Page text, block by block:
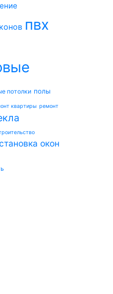
пвх
потолки полы
квартиры ремонт
окон